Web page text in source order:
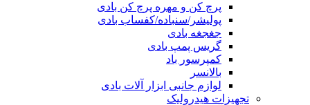
پرچ کن و مهره پرچ کن بادی
پولیشر/سنباده/کفساب بادی
جغجغه بادی
گریس پمپ بادی
کمپرسور باد
بالانسر
لوازم جانبی ابزار آلات بادی
تجهیزات هیدرولیک